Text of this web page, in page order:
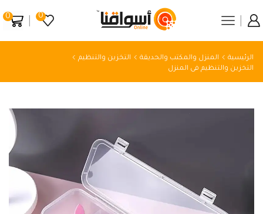
0
0
الرئيسية المنزل والمكتب والحديقة
التخزين والتنظيم
التخزين والتنظيم فى المنزل